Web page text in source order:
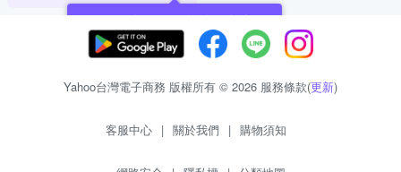
現在可以追蹤你喜愛的商店！
Yahoo台灣電子商務 版權所有 © 2026 服務條款(更新)
客服中心 | 關於我們 | 購物須知